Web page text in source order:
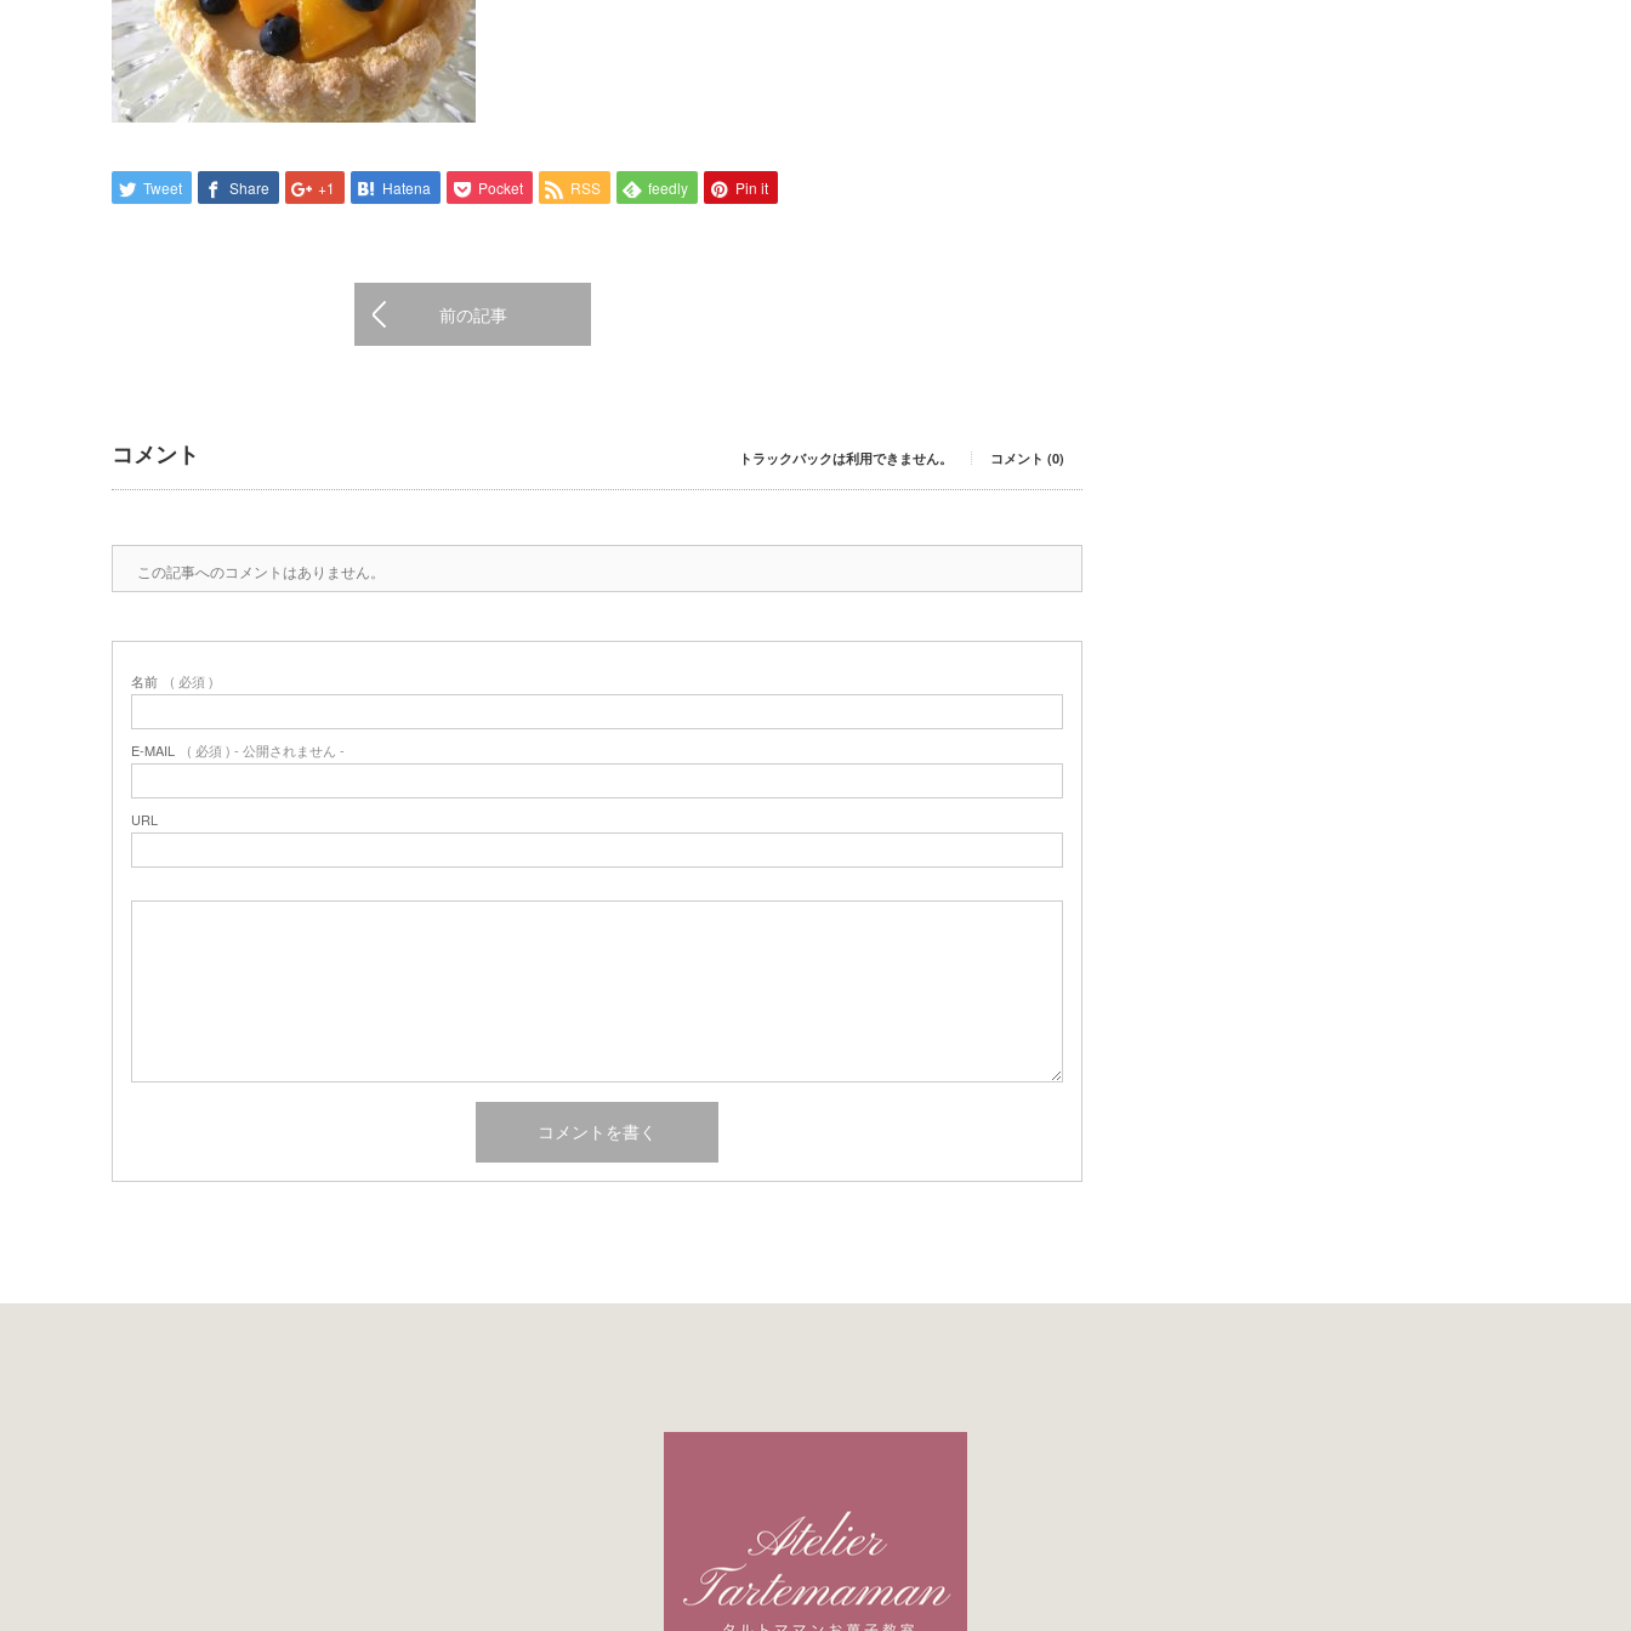
Tweet Share +1 Hatena Pocket RSS feedly Pin it
前の記事
コメント トラックバックは利用できません。 コメント (0)
この記事へのコメントはありません。
名前 ( 必須 )
E-MAIL ( 必須 ) - 公開されません -
URL